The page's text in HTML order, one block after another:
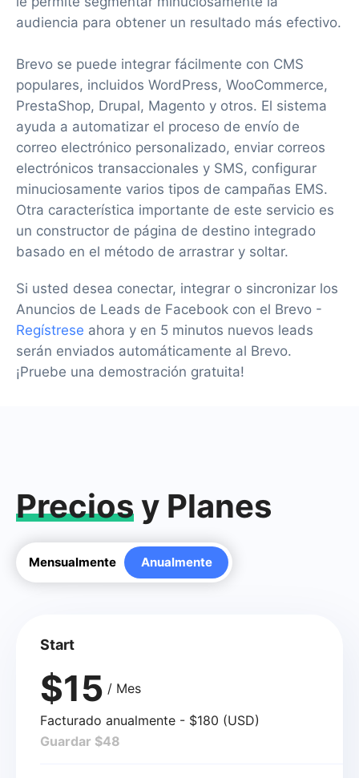
audiencia para obtener un resultado más efectivo.
Brevo se puede integrar fácilmente con CMS
populares, incluidos WordPress, WooCommerce,
PrestaShop, Drupal, Magento y otros. El sistema
ayuda a automatizar el proceso de envío de
correo electrónico personalizado, enviar correos
electrónicos transaccionales y SMS, configurar
minuciosamente varios tipos de campañas EMS.
Otra característica importante de este servicio es
un constructor de página de destino integrado
basado en el método de arrastrar y soltar.
Si usted desea conectar, integrar o sincronizar los
Anuncios de Leads de Facebook con el Brevo -
Regístrese ahora y en 5 minutos nuevos leads
serán enviados automáticamente al Brevo.
¡Pruebe una demostración gratuita!
Preciosy Planes
Mensualmente Anualmente
Start
$15 / Mes
Facturado anualmente - $180 (USD)
Guardar $48